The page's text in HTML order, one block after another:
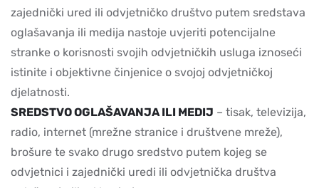
zajednički ured ili odvjetničko društvo putem sredstava
oglašavanja ili medija nastoje uvjeriti potencijalne
stranke o korisnosti svojih odvjetničkih usluga iznoseći
istinite i objektivne činjenice o svojoj odvjetničkoj
djelatnosti.
SREDSTVO OGLAŠAVANJA ILI MEDIJ – tisak, televizija,
radio, internet (mrežne stranice i društvene mreže),
brošure te svako drugo sredstvo putem kojeg se
odvjetnici i zajednički uredi ili odvjetnička društva